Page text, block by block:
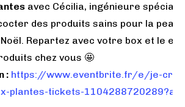
avec Cécilia, ingénieure
des produits sains pour la
Repartez avec votre box et le
chez vous 🤩
: https://www.eventbrite.fr/e/je-
plantes-tickets-